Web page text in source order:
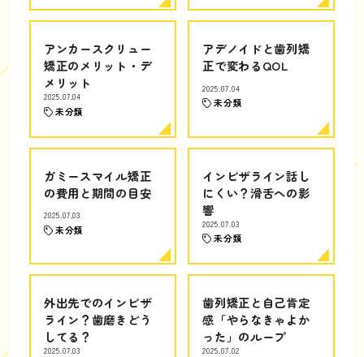
アンカースクリュー
矯正のメリット・デ
メリット
2025.07.04
未分類
アデノイドと歯列矯
正で変わるQOL
2025.07.04
未分類
ガミースマイル矯正
の費用と期間の目安
2025.07.03
未分類
インビザライン話し
にくい？滑舌への影
響
2025.07.03
未分類
外出先でのインビザ
ライン？歯磨きどう
してる？
2025.07.03
歯列矯正と自己肯定
感「やらなきゃよか
った」のループ
2025.07.02